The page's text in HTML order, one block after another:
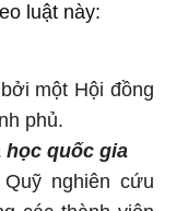
luật này:
một Hội đồng
phủ.
học quốc gia
nghiên cứu